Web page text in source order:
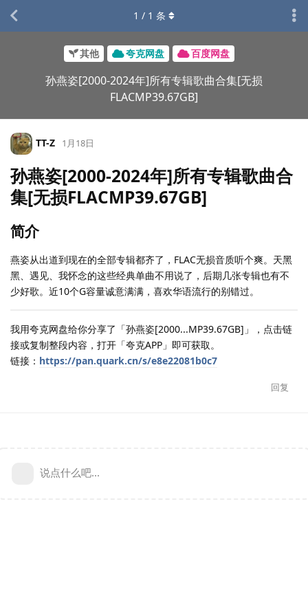
其他 夸克网盘 百度网盘
孙燕姿[2000-2024年]所有专辑歌曲合集[无损
FLACMP39.67GB]
1 / 1 条
TT-Z 1月18日
孙燕姿[2000-2024年]所有专辑歌曲合
集[无损FLACMP39.67GB]
简介
燕姿从出道到现在的全部专辑都齐了，FLAC无损音质听个爽。天黑
黑、遇见、我怀念的这些经典单曲不用说了，后期几张专辑也有不
少好歌。近10个G容量诚意满满，喜欢华语流行的别错过。
我用夸克网盘给你分享了「孙燕姿[2000...MP39.67GB]」，点击链
接或复制整段内容，打开「夸克APP」即可获取。
链接： https://pan.quark.cn/s/e8e22081b0c7
回复
说点什么吧...